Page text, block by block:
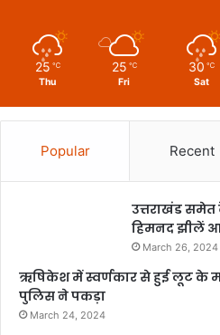
25 ℃
Thu
25 ℃
Fri
30 ℃
Sat
Popular Recent
उत्तराखंड समेत
हिमनद झीलें
March 26, 2024
ऋषिकेश में स्वर्णकार से हुई लूट के
पुलिस ने पकड़ा
March 24, 2024